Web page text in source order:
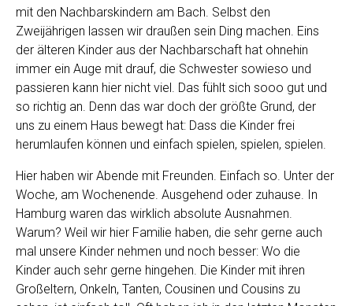
mit den Nachbarskindern am Bach. Selbst den
Zweijährigen lassen wir draußen sein Ding machen. Eins
der älteren Kinder aus der Nachbarschaft hat ohnehin
immer ein Auge mit drauf, die Schwester sowieso und
passieren kann hier nicht viel. Das fühlt sich sooo gut und
so richtig an. Denn das war doch der größte Grund, der
uns zu einem Haus bewegt hat: Dass die Kinder frei
herumlaufen können und einfach spielen, spielen, spielen.
Hier haben wir Abende mit Freunden. Einfach so. Unter der
Woche, am Wochenende. Ausgehend oder zuhause. In
Hamburg waren das wirklich absolute Ausnahmen.
Warum? Weil wir hier Familie haben, die sehr gerne auch
mal unsere Kinder nehmen und noch besser: Wo die
Kinder auch sehr gerne hingehen. Die Kinder mit ihren
Großeltern, Onkeln, Tanten, Cousinen und Cousins zu